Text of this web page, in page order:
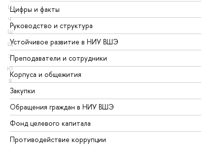
Ц
Ч
Ш
Щ
Э
Ю
Я
Цифры и факты
Руководство и структура
Устойчивое развитие в НИУ ВШЭ
Преподаватели и сотрудники
Корпуса и общежития
Закупки
Обращения граждан в НИУ ВШЭ
Фонд целевого капитала
Противодействие коррупции